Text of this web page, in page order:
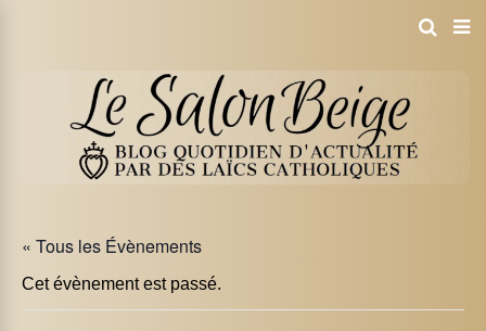
« Tous les Évènements
Cet évènement est passé.